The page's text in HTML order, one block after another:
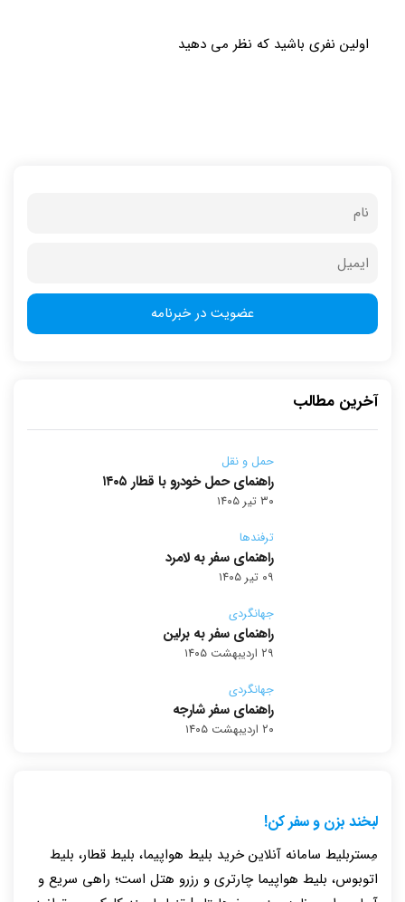
اولین نفری باشید که نظر می دهید
آخرین مطالب
حمل و نقل
راهنمای حمل خودرو با قطار ۱۴۰۵
۳۰ تیر ۱۴۰۵
ترفندها
راهنمای سفر به لامرد
۰۹ تیر ۱۴۰۵
جهانگردی
راهنمای سفر به برلین
۲۹ اردیبهشت ۱۴۰۵
جهانگردی
راهنمای سفر شارجه
۲۰ اردیبهشت ۱۴۰۵
لبخند بزن و سفر کن!
مِستربلیط سامانه آنلاین خرید بلیط هواپیما، بلیط قطار، بلیط
اتوبوس، بلیط هواپیما چارتری و رزرو هتل است؛ راهی سریع و